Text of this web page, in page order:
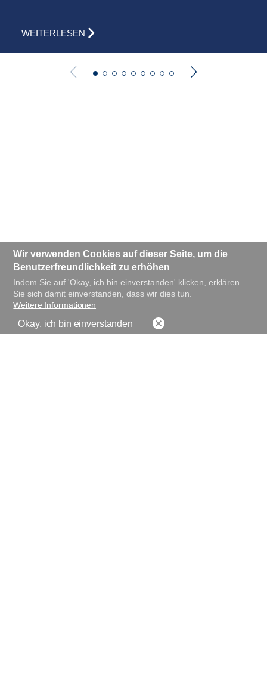
WEITERLESEN
Wir verwenden Cookies auf dieser Seite, um die
Benutzerfreundlichkeit zu erhöhen
Indem Sie auf 'Okay, ich bin einverstanden' klicken, erklären
Sie sich damit einverstanden, dass wir dies tun.
Weitere Informationen
Okay, ich bin einverstanden